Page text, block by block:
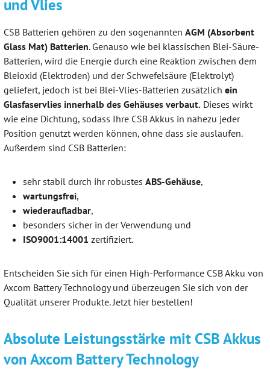
und Vlies
CSB Batterien gehören zu den sogenannten AGM (Absorbent
Glass Mat) Batterien. Genauso wie bei klassischen Blei-Säure-
Batterien, wird die Energie durch eine Reaktion zwischen dem
Bleioxid (Elektroden) und der Schwefelsäure (Elektrolyt)
geliefert, jedoch ist bei Blei-Vlies-Batterien zusätzlich ein
Glasfaservlies innerhalb des Gehäuses verbaut. Dieses wirkt
wie eine Dichtung, sodass Ihre CSB Akkus in nahezu jeder
Position genutzt werden können, ohne dass sie auslaufen.
Außerdem sind CSB Batterien:
sehr stabil durch ihr robustes ABS-Gehäuse,
wartungsfrei,
wiederaufladbar,
besonders sicher in der Verwendung und
ISO9001:14001 zertifiziert.
Entscheiden Sie sich für einen High-Performance CSB Akku von
Axcom Battery Technology und überzeugen Sie sich von der
Qualität unserer Produkte. Jetzt hier bestellen!
Absolute Leistungsstärke mit CSB Akkus
von Axcom Battery Technology